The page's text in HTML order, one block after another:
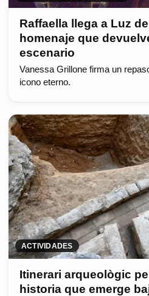
Raffaella llega a Luz
homenaje que
escenario
Vanessa Grillone firma un
icono eterno.
ACTIVIDADES
Itinerari arqueològic
historia que emerge